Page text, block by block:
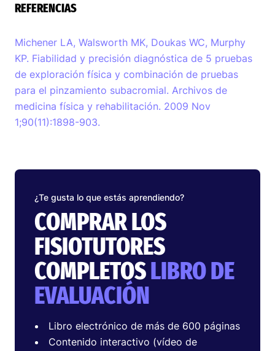
REFERENCIAS
Michener LA, Walsworth MK, Doukas WC, Murphy
KP. Fiabilidad y precisión diagnóstica de 5 pruebas
de exploración física y combinación de pruebas
para el pinzamiento subacromial. Archivos de
medicina física y rehabilitación. 2009 Nov
1;90(11):1898-903.
¿Te gusta lo que estás aprendiendo?
COMPRAR LOS
FISIOTUTORES
COMPLETOSLIBRO DE
EVALUACIÓN
Libro electrónico de más de 600 páginas
Contenido interactivo (vídeo de